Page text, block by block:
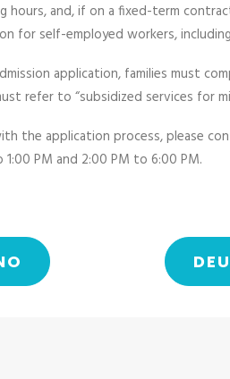
hours, and, if on a fixed-term
for self-employed workers,
application, families must
refer to “subsidized services for
the application process, please
PM and 2:00 PM to 6:00 PM.